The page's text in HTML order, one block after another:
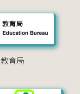
教育局